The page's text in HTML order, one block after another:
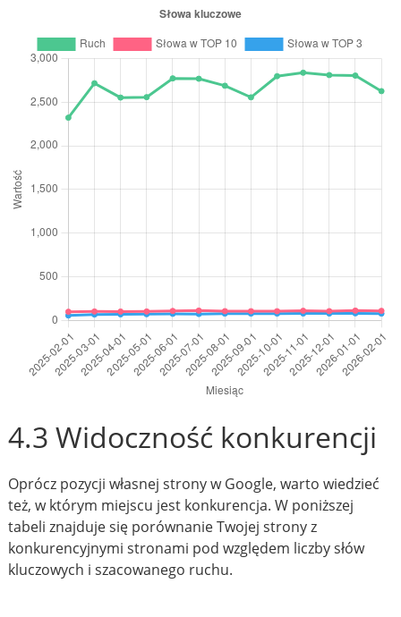
4.3 Widoczność konkurencji
Oprócz pozycji własnej strony w Google, warto wiedzieć
też, w którym miejscu jest konkurencja. W poniższej
tabeli znajduje się porównanie Twojej strony z
konkurencyjnymi stronami pod względem liczby słów
kluczowych i szacowanego ruchu.